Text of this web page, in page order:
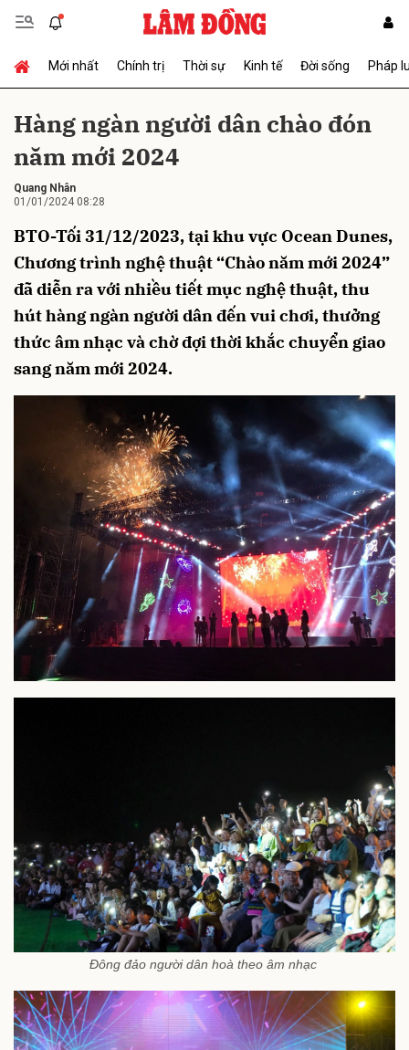
Mới nhất Chính trị Thời sự Kinh tế Đời sống Pháp
Hàng ngàn người dân chào đón
năm mới 2024
Quang Nhân
01/01/2024 08:28
BTO-Tối 31/12/2023, tại khu vực Ocean Dunes,
Chương trình nghệ thuật “Chào năm mới 2024”
đã diễn ra với nhiều tiết mục nghệ thuật, thu
hút hàng ngàn người dân đến vui chơi, thưởng
thức âm nhạc và chờ đợi thời khắc chuyển giao
sang năm mới 2024.
Đông đảo người dân hoà theo âm nhạc
Gửi bình luận